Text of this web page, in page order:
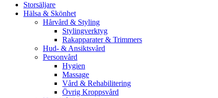
Storsäljare
Hälsa & Skönhet
Hårvård & Styling
Stylingverktyg
Rakapparater & Trimmers
Hud- & Ansiktsvård
Personvård
Hygien
Massage
Vård & Rehabilitering
Övrig Kroppsvård